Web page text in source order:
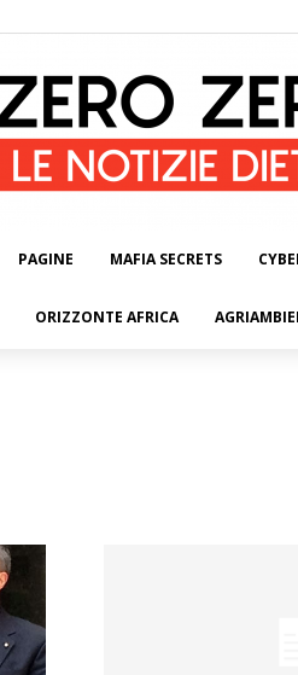
PAGINE MAFIA SECRETS
ORIZZONTE AFRICA